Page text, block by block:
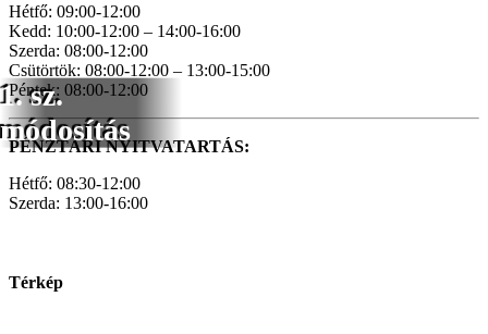
1. sz.
módosítás
Hétfő: 09:00-12:00
Kedd: 10:00-12:00 – 14:00-16:00
Szerda: 08:00-12:00
Csütörtök: 08:00-12:00 – 13:00-15:00
Péntek: 08:00-12:00
PÉNZTÁRI NYITVATARTÁS:
Hétfő: 08:30-12:00
Szerda: 13:00-16:00
Térkép